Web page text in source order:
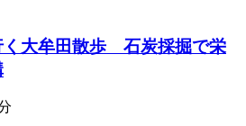
く大牟田散歩 石炭採掘で栄